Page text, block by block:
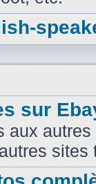
sur
aux
sites